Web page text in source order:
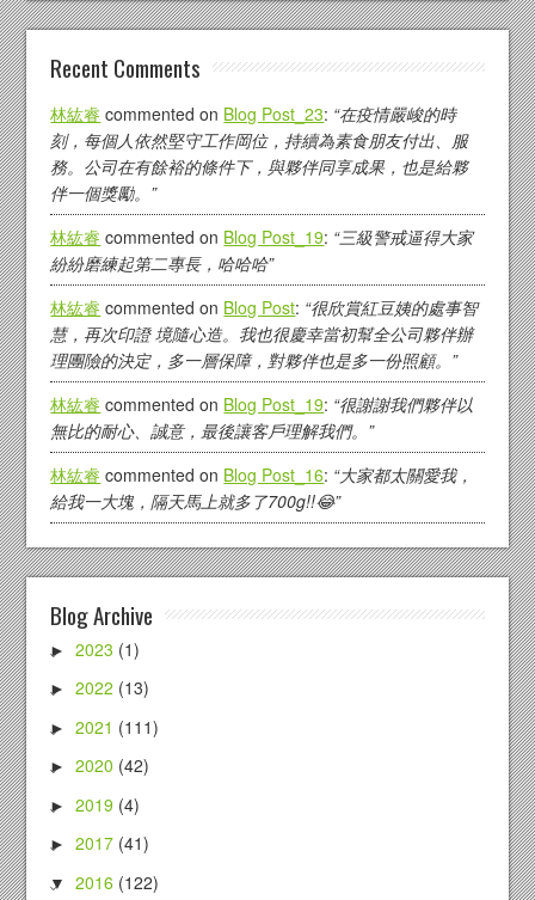
Recent Comments
林紘睿 commented on Blog Post_23: “在疫情嚴峻的時
刻，每個人依然堅守工作岡位，持續為素食朋友付出、服
務。公司在有餘裕的條件下，與夥伴同享成果，也是給夥
伴一個獎勵。”
林紘睿 commented on Blog Post_19: “三級警戒逼得大家
紛紛磨練起第二專長，哈哈哈”
林紘睿 commented on Blog Post: “很欣賞紅豆姨的處事智
慧，再次印證 境隨心造。我也很慶幸當初幫全公司夥伴辦
理團險的決定，多一層保障，對夥伴也是多一份照顧。”
林紘睿 commented on Blog Post_19: “很謝謝我們夥伴以
無比的耐心、誠意，最後讓客戶理解我們。”
林紘睿 commented on Blog Post_16: “大家都太關愛我，
給我一大塊，隔天馬上就多了700g!!😂”
Blog Archive
►2023 (1)
►2022 (13)
►2021 (111)
►2020 (42)
►2019 (4)
►2017 (41)
▼ 2016 (122)